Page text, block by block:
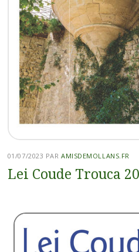
01/07/2023 PARAMISDEMOLLANS.FR
Lei Coude Trouca